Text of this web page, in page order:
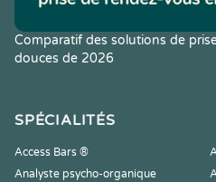
Comparatif des solutions de
douces de 2026
SPÉCIALITÉS
Access Bars ®
Analyste psycho-organique